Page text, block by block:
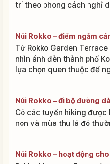
trí theo phong cách nghỉ
Núi Rokko – điểm ngắm
Từ Rokko Garden
nhìn ánh đèn thành phố
lựa chọn quen thuộc để
Núi Rokko – đi bộ đường
Có các tuyến hiking được
non và mùa thu lá đỏ
Núi Rokko – hoạt động